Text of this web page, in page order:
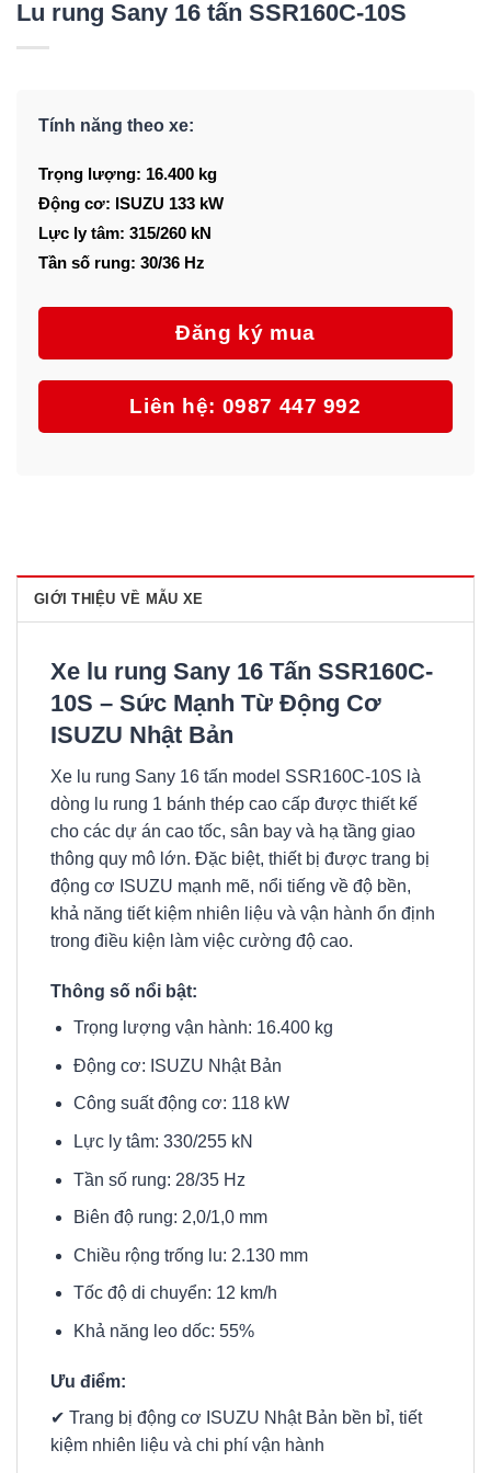
Lu rung Sany 16 tấn SSR160C-10S
Tính năng theo xe:
Trọng lượng: 16.400 kg
Động cơ: ISUZU 133 kW
Lực ly tâm: 315/260 kN
Tần số rung: 30/36 Hz
Đăng ký mua
Liên hệ: 0987 447 992
GIỚI THIỆU VỀ MẪU XE
Xe lu rung Sany 16 Tấn SSR160C-
10S – Sức Mạnh Từ Động Cơ
ISUZU Nhật Bản
Xe lu rung Sany 16 tấn model SSR160C-10S là
dòng lu rung 1 bánh thép cao cấp được thiết kế
cho các dự án cao tốc, sân bay và hạ tầng giao
thông quy mô lớn. Đặc biệt, thiết bị được trang bị
động cơ ISUZU mạnh mẽ, nổi tiếng về độ bền,
khả năng tiết kiệm nhiên liệu và vận hành ổn định
trong điều kiện làm việc cường độ cao.
Thông số nổi bật:
Trọng lượng vận hành: 16.400 kg
Động cơ: ISUZU Nhật Bản
Công suất động cơ: 118 kW
Lực ly tâm: 330/255 kN
Tần số rung: 28/35 Hz
Biên độ rung: 2,0/1,0 mm
Chiều rộng trống lu: 2.130 mm
Tốc độ di chuyển: 12 km/h
Khả năng leo dốc: 55%
Ưu điểm:
✔ Trang bị động cơ ISUZU Nhật Bản bền bỉ, tiết
kiệm nhiên liệu và chi phí vận hành